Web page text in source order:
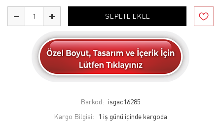
SEPETE EKLE
Barkod: isgac16285
Kargo Bilgisi:
1 iş günü içinde kargoda